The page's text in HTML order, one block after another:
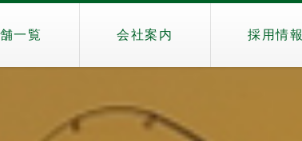
一覧 会社案内 採用情報